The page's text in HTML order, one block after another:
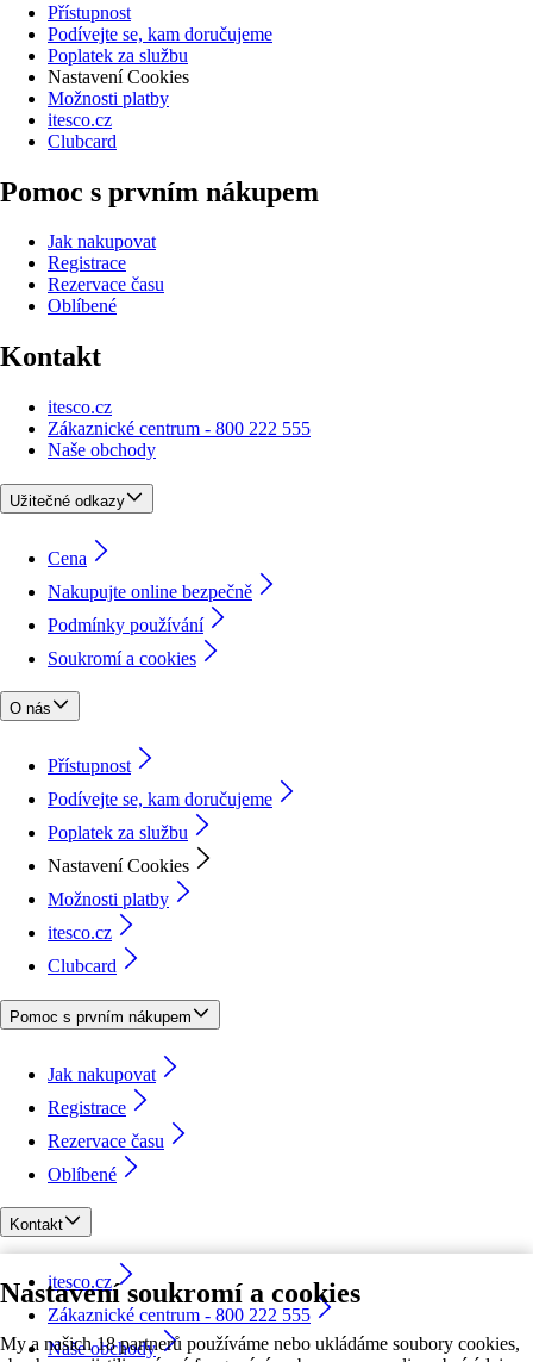
Nastavení soukromí a cookies
My a našich 18 partnerů používáme nebo ukládáme soubory cookies,
Přístupnost
Podívejte se, kam doručujeme
Poplatek za službu
Nastavení Cookies
Možnosti platby
itesco.cz
Clubcard
Pomoc s prvním nákupem
Jak nakupovat
Registrace
Rezervace času
Oblíbené
Kontakt
itesco.cz
Zákaznické centrum - 800 222 555
Naše obchody
Užitečné odkazy
Cena
Nakupujte online bezpečně
Podmínky používání
Soukromí a cookies
O nás
Přístupnost
Podívejte se, kam doručujeme
Poplatek za službu
Nastavení Cookies
Možnosti platby
itesco.cz
Clubcard
Pomoc s prvním nákupem
Jak nakupovat
Registrace
Rezervace času
Oblíbené
Kontakt
itesco.cz
Zákaznické centrum - 800 222 555
Naše obchody